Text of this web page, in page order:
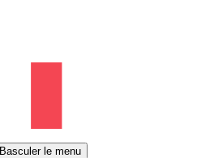
Basculer le menu